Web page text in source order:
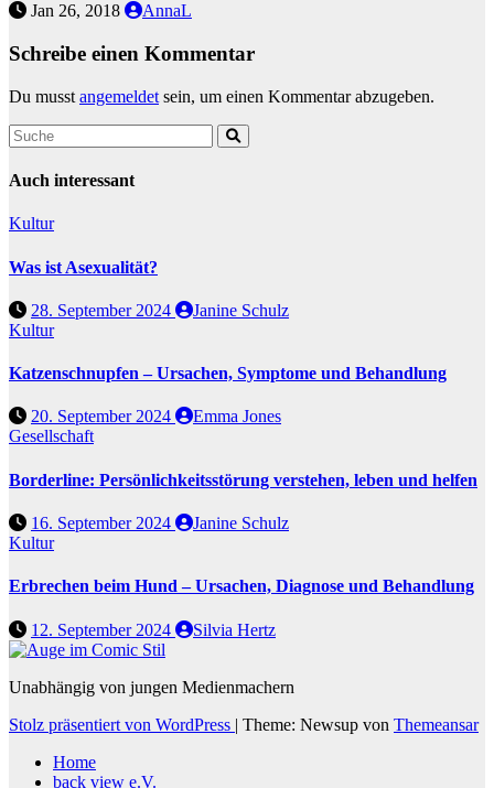
Jan 26, 2018 AnnaL
Schreibe einen Kommentar
Du musst angemeldet sein, um einen Kommentar abzugeben.
Auch interessant
Kultur
Was ist Asexualität?
28. September 2024
Janine Schulz
Kultur
Katzenschnupfen – Ursachen, Symptome und Behandlung
20. September 2024
Emma Jones
Gesellschaft
Borderline: Persönlichkeitsstörung verstehen, leben und helfen
16. September 2024
Janine Schulz
Kultur
Erbrechen beim Hund – Ursachen, Diagnose und Behandlung
12. September 2024 Silvia Hertz
Unabhängig von jungen Medienmachern
Stolz präsentiert von WordPress | Theme: Newsup von Themeansar
Home
back view e.V.